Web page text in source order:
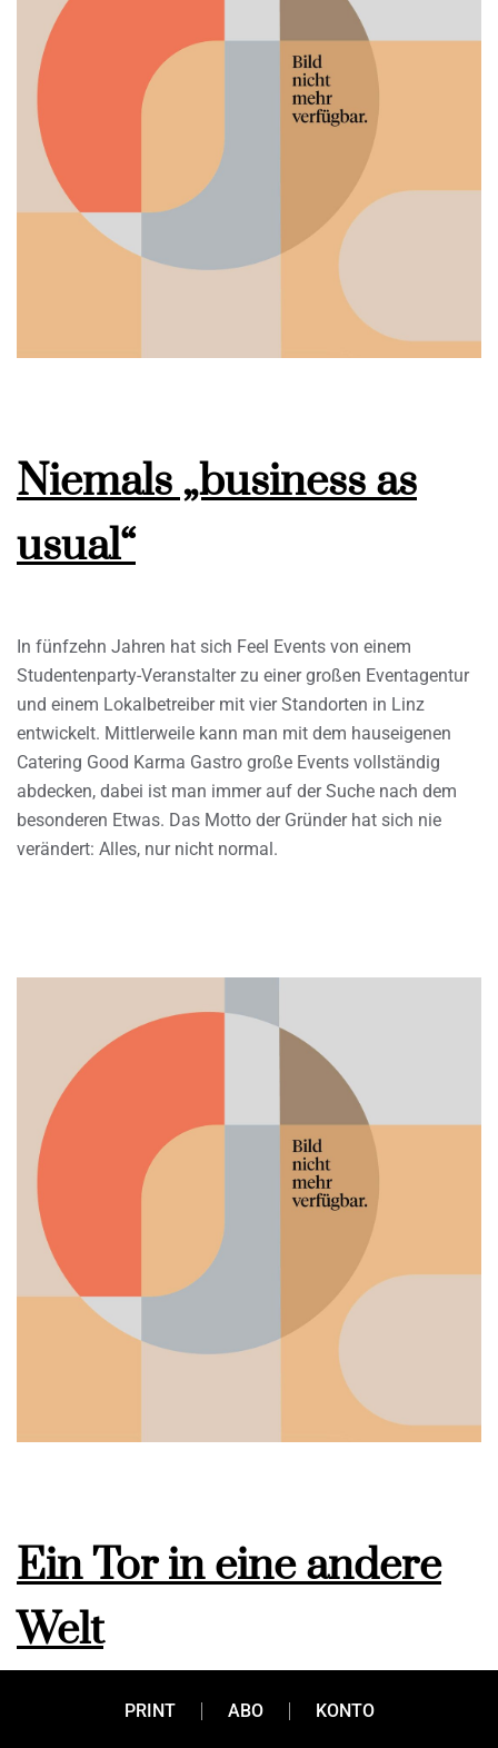
Niemals „business as
usual“
In fünfzehn Jahren hat sich Feel Events von einem
Studentenparty-Veranstalter zu einer großen Eventagentur
und einem Lokalbetreiber mit vier Standorten in Linz
entwickelt. Mittlerweile kann man mit dem hauseigenen
Catering Good Karma Gastro große Events vollständig
abdecken, dabei ist man immer auf der Suche nach dem
besonderen Etwas. Das Motto der Gründer hat sich nie
verändert: Alles, nur nicht normal.
Ein Tor in eine andere
Welt
PRINT ABO KONTO